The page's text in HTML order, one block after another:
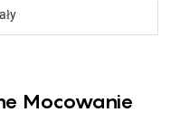
Mocowanie